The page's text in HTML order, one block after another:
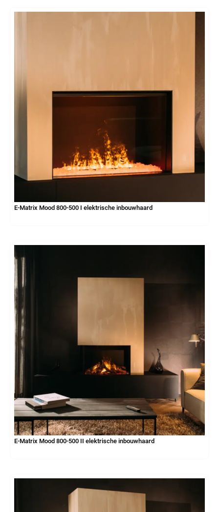
E-Matrix Mood 800-500 I elektrische inbouwhaard
E-Matrix Mood 800-500 II elektrische inbouwhaard